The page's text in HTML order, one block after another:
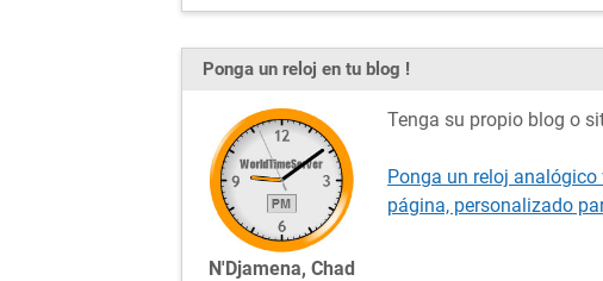
Ponga un reloj en tu blog !
N'Djamena, Chad
Tenga su propio blog o
Ponga un reloj analógico
página, personalizado